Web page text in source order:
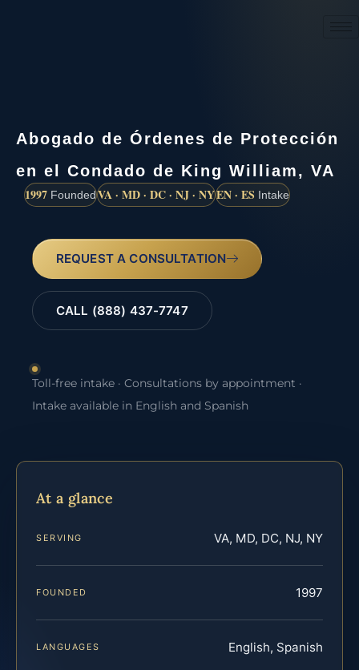
Abogado de Órdenes de Protección
en el Condado de King William, VA
1997 FoundedVA · MD · DC · NJ · NYEN · ES Intake
REQUEST A CONSULTATION
CALL (888) 437-7747
Toll-free intake · Consultations by appointment ·
Intake available in English and Spanish
At a glance
SERVING VA, MD, DC, NJ, NY
FOUNDED 1997
LANGUAGES English, Spanish